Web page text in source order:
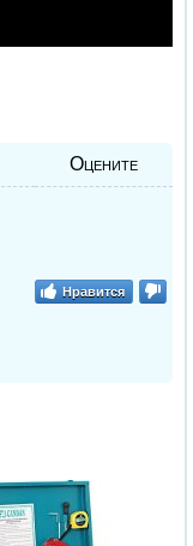
Оцените
Нравится